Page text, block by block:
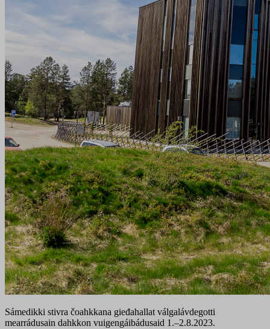
Sámedikki stivra čoahkkana gieđahallat válgalávdegotti
mearrádusain dahkkon vuigengáibádusaid 1.–2.8.2023.